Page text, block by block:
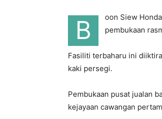
B
oon Siew
pembukaan
Fasiliti terbaharu ini
kaki persegi.
Pembukaan pusat jualan
kejayaan cawangan